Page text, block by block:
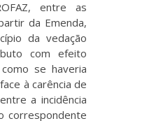
entre as
da Emenda,
da vedação
com efeito
se haveria
à carência de
a incidência
correspondente